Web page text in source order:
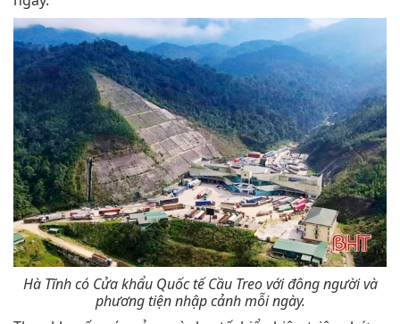
Hà Tĩnh có Cửa khẩu Quốc tế Cầu Treo với đông người và
phương tiện nhập cảnh mỗi ngày.